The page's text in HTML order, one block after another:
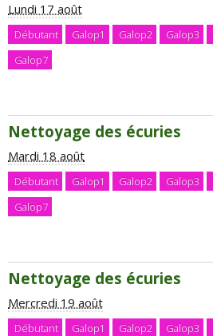
Lundi 17 août
Débutant Galop1 Galop2 Galop3
Galop7
Nettoyage des écuries
Mardi 18 août
Débutant Galop1 Galop2 Galop3
Galop7
Nettoyage des écuries
Mercredi 19 août
Débutant Galop1 Galop2 Galop3